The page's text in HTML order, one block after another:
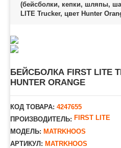
(бейсболки, кепки, шляпы,
LITE Trucker, цвет Hunter
БЕЙСБОЛКА FIRST LITE
HUNTER ORANGE
КОД ТОВАРА: 4247655
ПРОИЗВОДИТЕЛЬ: FIRST LITE
МОДЕЛЬ: MATRKHOOS
АРТИКУЛ: MATRKHOOS